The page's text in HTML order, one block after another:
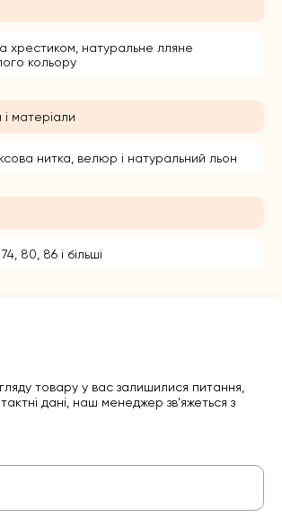
хрестиком, натуральне лляне
кольору
і матеріали
нитка, велюр і натуральний льон
80, 86 і більші
товару у вас залишилися питання,
дані, наш менеджер зв’яжеться з